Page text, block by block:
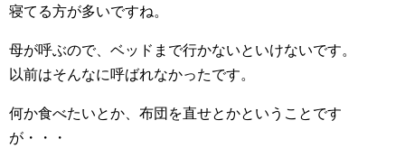
寝てる方が多いですね。
母が呼ぶので、ベッドまで行かないといけないです。
以前はそんなに呼ばれなかったです。
何か食べたいとか、布団を直せとかということです
が・・・